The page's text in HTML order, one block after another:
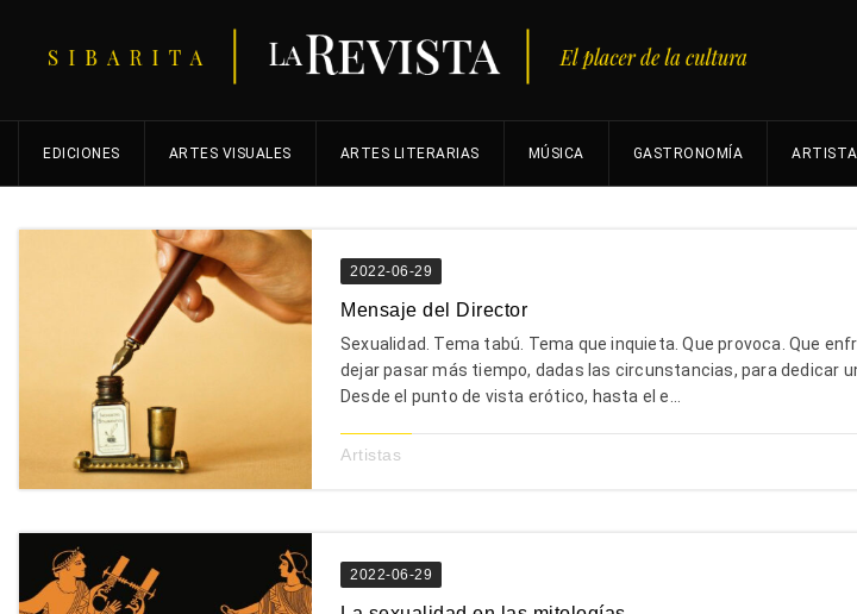
EDICIONES ARTES VISUALES ARTES LITERARIAS MÚSICA GASTRONOMÍA
2022-06-29
Mensaje del Director
Sexualidad. Tema tabú. Tema que inquieta. Que provoca. Que
dejar pasar más tiempo, dadas las circunstancias, para dedicar
Desde el punto de vista erótico, hasta el e...
Artistas
2022-06-29